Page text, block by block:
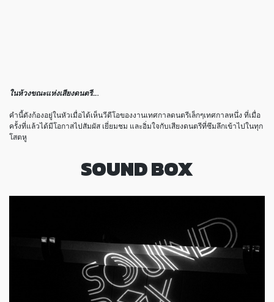
ในห้วงขณะแห่งเสียงดนตรี….
คำนี้ดังก้องอยู่ในหัวเมื่อได้เห็นวีดีโอของงานเทศกาลดนตรีเล็กๆเทศกาลหนึ่ง ที่เมื่อ
ครั้งที่แล้วได้มีโอกาสไปสัมผัส เยี่ยมชม และอิ่มใจกับเสียงดนตรีที่ซึมลึกเข้าไปในทุก
โสตหู
SOUND BOX